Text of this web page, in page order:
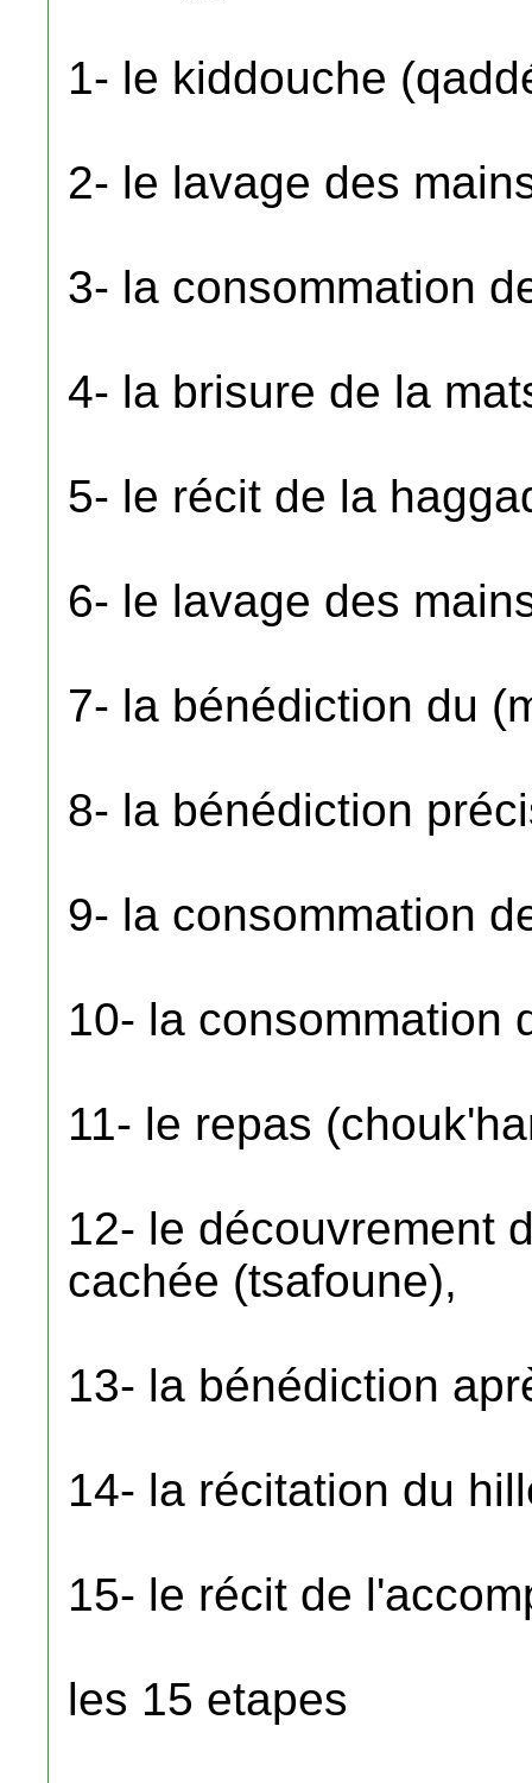
1- le kiddouche
2- le lavage des
3- la consommation
4- la brisure de la
5- le récit de la
6- le lavage des
7- la bénédiction du
8- la bénédiction
9- la consommation
10- la consommation
11- le repas
12- le découvrement
cachée (tsafoune),
13- la bénédiction
14- la récitation du
15- le récit de
les 15 etapes